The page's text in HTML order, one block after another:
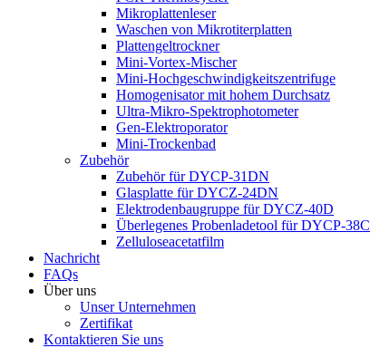
Mikroplattenleser
Waschen von Mikrotiterplatten
Plattengeltrockner
Mini-Vortex-Mischer
Mini-Hochgeschwindigkeitszentrifuge
Homogenisator mit hohem Durchsatz
Ultra-Mikro-Spektrophotometer
Gen-Elektroporator
Mini-Trockenbad
Zubehör
Zubehör für DYCP-31DN
Glasplatte für DYCZ-24DN
Elektrodenbaugruppe für DYCZ-40D
Überlegenes Probenladetool für DYCP-38C
Zelluloseacetatfilm
Nachricht
FAQs
Über uns
Unser Unternehmen
Zertifikat
Kontaktieren Sie uns